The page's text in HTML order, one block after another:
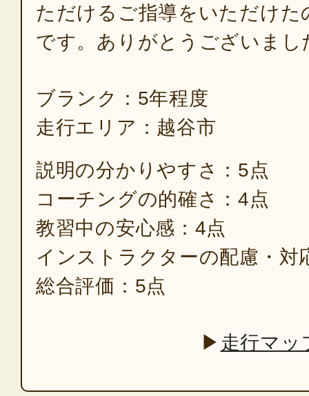
ただけるご指導をいただけた
です。ありがとうございまし
ブランク：5年程度
走行エリア：越谷市
説明の分かりやすさ：5点
コーチングの的確さ：4点
教習中の安心感：4点
インストラクターの配慮・対
総合評価：5点
▶ 走行マッ